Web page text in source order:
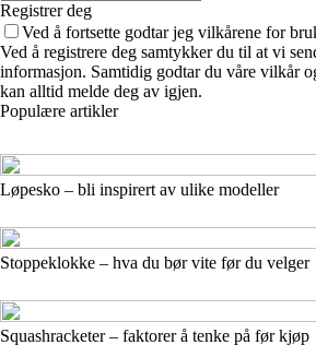
Registrer deg
Ved å fortsette godtar jeg vilkårene for
Ved å registrere deg samtykker du til at vi
informasjon. Samtidig godtar du våre vilkår
kan alltid melde deg av igjen.
Populære artikler
Løpesko – bli inspirert av ulike modeller
Stoppeklokke – hva du bør vite før du velger
Squashracketer – faktorer å tenke på før kjøp